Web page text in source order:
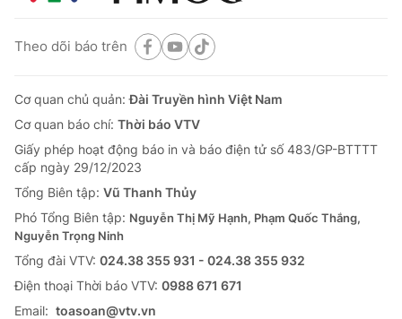
Theo dõi báo trên
Cơ quan chủ quản:Đài Truyền hình Việt Nam
Cơ quan báo chí: Thời báo VTV
Giấy phép hoạt động báo in và báo điện tử số 483/GP-BTTTT
cấp ngày 29/12/2023
Tổng Biên tập: Vũ Thanh Thủy
Phó Tổng Biên tập: Nguyễn Thị Mỹ Hạnh, Phạm Quốc Thắng,
Nguyễn Trọng Ninh
Tổng đài VTV: 024.38 355 931 - 024.38 355 932
Ðiện thoại Thời báo VTV: 0988 671 671
Email: toasoan@vtv.vn